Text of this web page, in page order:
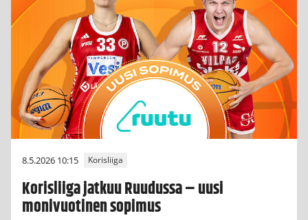
8.5.2026 10:15 Korisliiga
Korisliiga jatkuu Ruudussa – uusi
monivuotinen sopimus